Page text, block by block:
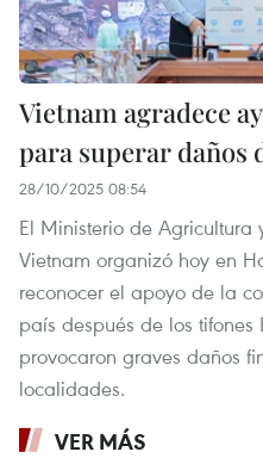
Vietnam agradece
para superar daños
28/10/2025 08:54
El Ministerio de
Vietnam organizó hoy en
reconocer el apoyo de la
país después de los
provocaron graves daños
localidades.
VER MÁS